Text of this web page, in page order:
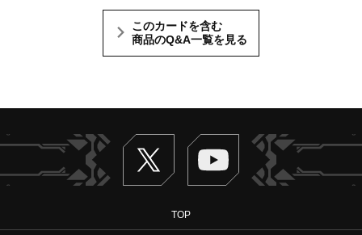
このカードを含む
商品のQ&A一覧を見る
Twitter ヴァンガードch
TOP